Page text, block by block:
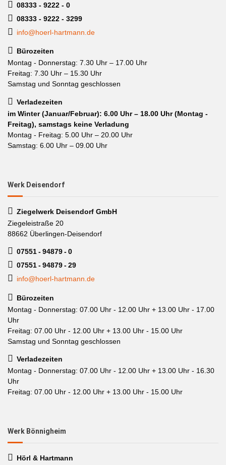
08333 - 9222 - 0
08333 - 9222 - 3299
info@hoerl-hartmann.de
Bürozeiten
Montag - Donnerstag: 7.30 Uhr – 17.00 Uhr
Freitag: 7.30 Uhr – 15.30 Uhr
Samstag und Sonntag geschlossen
Verladezeiten
im Winter (Januar/Februar): 6.00 Uhr – 18.00 Uhr (Montag -
Freitag), samstags keine Verladung
Montag - Freitag: 5.00 Uhr – 20.00 Uhr
Samstag: 6.00 Uhr – 09.00 Uhr
Werk Deisendorf
Ziegelwerk Deisendorf GmbH
Ziegeleistraße 20
88662 Überlingen-Deisendorf
07551 - 94879 - 0
07551 - 94879 - 29
info@hoerl-hartmann.de
Bürozeiten
Montag - Donnerstag: 07.00 Uhr - 12.00 Uhr + 13.00 Uhr - 17.00
Uhr
Freitag: 07.00 Uhr - 12.00 Uhr + 13.00 Uhr - 15.00 Uhr
Samstag und Sonntag geschlossen
Verladezeiten
Montag - Donnerstag: 07.00 Uhr - 12.00 Uhr + 13.00 Uhr - 16.30
Uhr
Freitag: 07.00 Uhr - 12.00 Uhr + 13.00 Uhr - 15.00 Uhr
Werk Bönnigheim
Hörl & Hartmann